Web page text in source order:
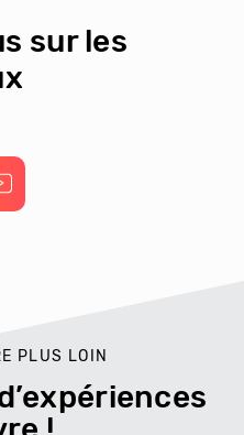
sur les
PLUS LOIN